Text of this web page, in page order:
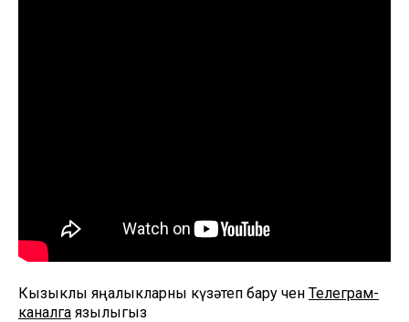
Кызыклы яңалыкларны күзәтеп бару өчен Телеграм-
каналга язылыгыз